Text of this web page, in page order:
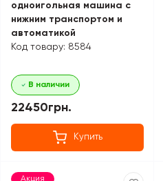
одноигольная машина с
нижним транспортом и
автоматикой
Код товару: 8584
В наличии
22450грн.
Купить
Акция